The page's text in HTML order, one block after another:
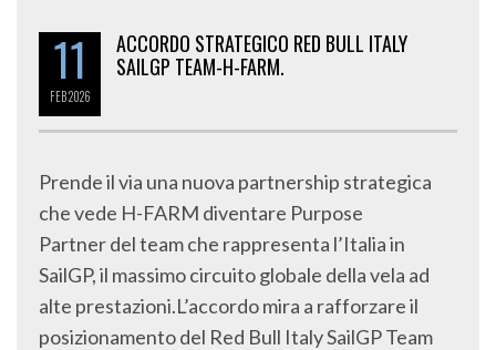
11
FEB2026
ACCORDO STRATEGICO RED BULL ITALY
SAILGP TEAM-H-FARM.
Prende il via una nuova partnership strategica
che vede H-FARM diventare Purpose
Partner del team che rappresenta l’Italia in
SailGP, il massimo circuito globale della vela ad
alte prestazioni.L’accordo mira a rafforzare il
posizionamento del Red Bull Italy SailGP Team